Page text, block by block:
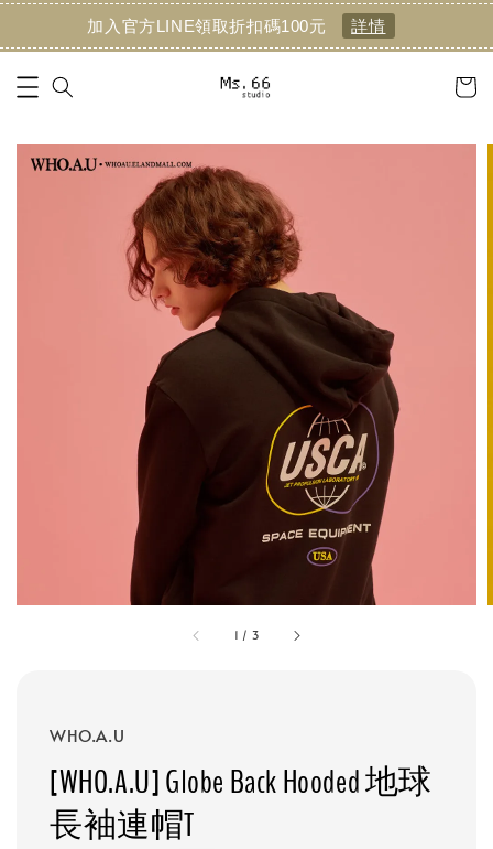
加入官方LINE領取折扣碼100元 詳情
1 / 3
WHO.A.U
[WHO.A.U] Globe Back Hooded 地球
長袖連帽T